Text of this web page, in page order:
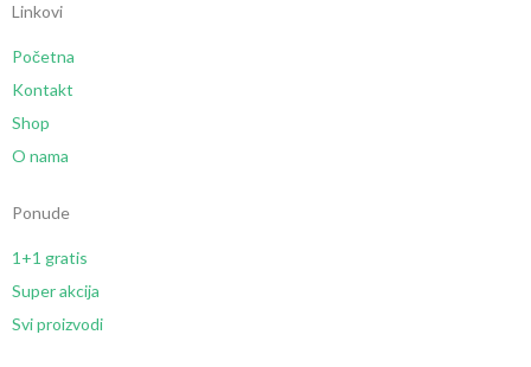
Linkovi
Početna
Kontakt
Shop
O nama
Ponude
1+1 gratis
Super akcija
Svi proizvodi